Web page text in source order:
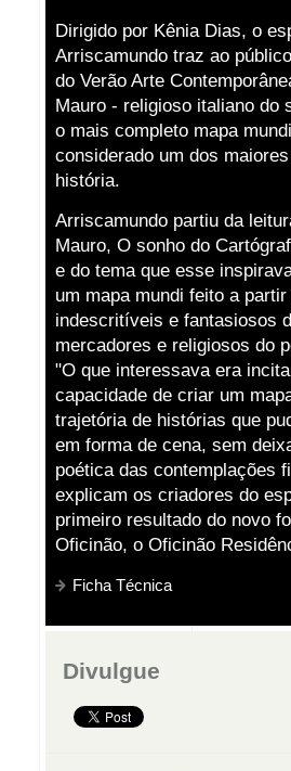
Dirigido por Kênia Dias, o
Arriscamundo traz ao
do Verão Arte
Mauro - religioso italiano do
o mais completo mapa
considerado um dos
história.
Arriscamundo partiu da
Mauro, O sonho do
e do tema que esse
um mapa mundi feito a
indescritíveis e fantasiosos
mercadores e religiosos do
"O que interessava era
capacidade de criar um
trajetória de histórias que
em forma de cena, sem
poética das contemplações
explicam os criadores do
primeiro resultado do novo
Oficinão, o Oficinão
Ficha Técnica
Divulgue